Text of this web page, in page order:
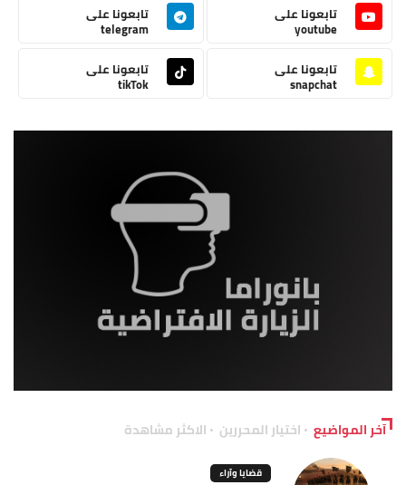
تابعونا على
youtube
تابعونا على
telegram
تابعونا على
snapchat
تابعونا على
tikTok
آخر المواضيع اختيار المحررين الاكثر مشاهدة
قضايا وآراء